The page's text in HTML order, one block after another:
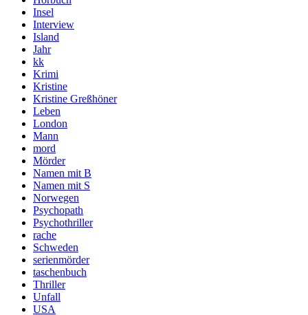
Insel
Interview
Island
Jahr
kk
Krimi
Kristine
Kristine Greßhöner
Leben
London
Mann
mord
Mörder
Namen mit B
Namen mit S
Norwegen
Psychopath
Psychothriller
rache
Schweden
serienmörder
taschenbuch
Thriller
Unfall
USA